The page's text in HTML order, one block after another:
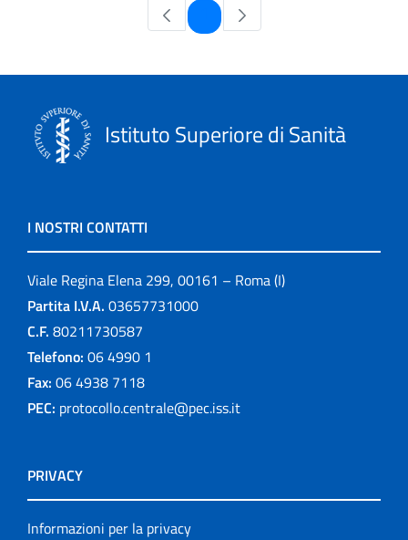
Pagina
Istituto Superiore di Sanità
I NOSTRI CONTATTI
Viale Regina Elena 299, 00161 – Roma (I)
Partita I.V.A. 03657731000
C.F. 80211730587
Telefono: 06 4990 1
Fax: 06 4938 7118
PEC: protocollo.centrale@pec.iss.it
PRIVACY
Informazioni per la privacy